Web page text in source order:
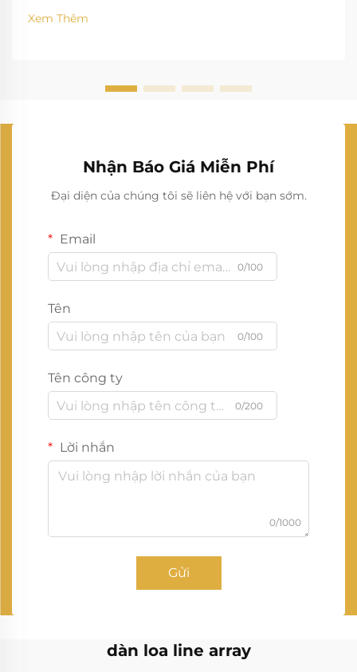
Xem Thêm
Nhận Báo Giá Miễn Phí
Đại diện của chúng tôi sẽ liên hệ với bạn sớm.
Email
0/100
Tên
0/100
Tên công ty
0/200
Lời nhắn
0/1000
Gửi
dàn loa line array